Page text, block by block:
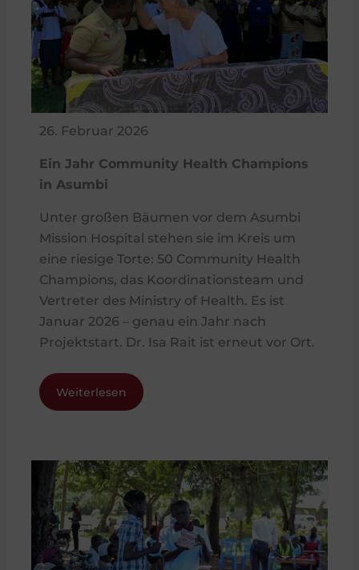
26. Februar 2026
Ein Jahr Community Health Champions
in Asumbi
Unter großen Bäumen vor dem Asumbi
Mission Hospital stehen sie im Kreis um
eine riesige Torte: 50 Community Health
Champions, das Koordinationsteam und
Vertreter des Ministry of Health. Es ist
Januar 2026 – genau ein Jahr nach
Projektstart. Dr. Isa Rait ist erneut vor Ort.
Weiterlesen